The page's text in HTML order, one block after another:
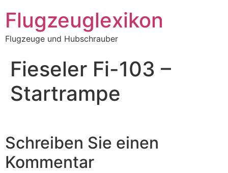
Inhalt
springen
Flugzeuglexikon
Flugzeuge und Hubschrauber
Fieseler Fi-103 –
Startrampe
Schreiben Sie einen
Kommentar